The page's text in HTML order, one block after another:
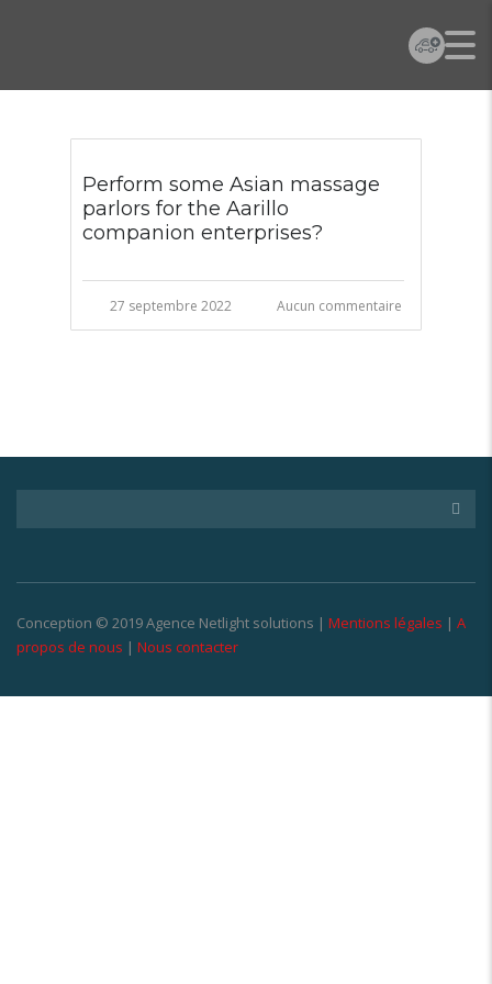
Perform some Asian massage
parlors for the Aarillo
companion enterprises?
27 septembre 2022 Aucun commentaire
Conception © 2019 Agence Netlight solutions | Mentions légales | A
propos de nous | Nous contacter